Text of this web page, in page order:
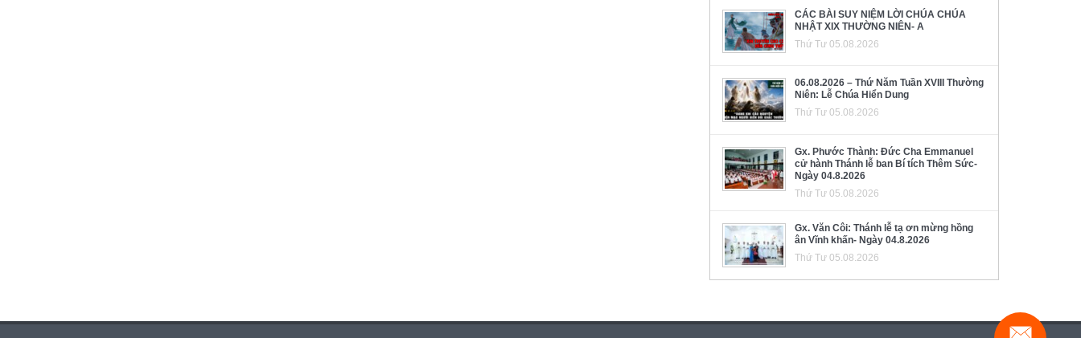
CÁC BÀI SUY NIỆM LỜI CHÚA CHÚA
NHẬT XIX THƯỜNG NIÊN- A
Thứ Tư 05.08.2026
06.08.2026 – Thứ Năm Tuần XVIII Thường
Niên: Lễ Chúa Hiển Dung
Thứ Tư 05.08.2026
Gx. Phước Thành: Đức Cha Emmanuel
cử hành Thánh lễ ban Bí tích Thêm Sức-
Ngày 04.8.2026
Thứ Tư 05.08.2026
Gx. Văn Côi: Thánh lễ tạ ơn mừng hồng
ân Vĩnh khấn- Ngày 04.8.2026
Thứ Tư 05.08.2026